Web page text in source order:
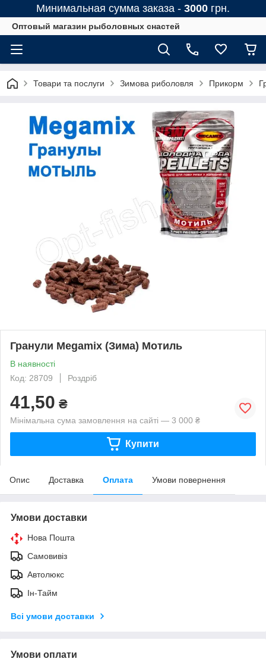
Минимальная сумма заказа - 3000 грн.
Оптовый магазин рыболовных снастей
Товари та послуги Зимова риболовля Прикорм
Гранули Megamix (Зима) Мотиль
В наявності
Код: 28709
Роздріб
41,50 ₴
Мінімальна сума замовлення на сайті — 3 000 ₴
Купити
Опис Доставка Оплата Умови повернення
Умови доставки
Нова Пошта
Самовивіз
Автолюкс
Ін-Тайм
Всі умови доставки
Умови оплати